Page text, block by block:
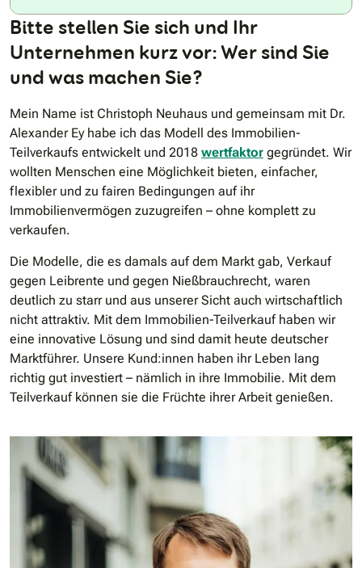
Bitte stellen Sie sich und Ihr
Unternehmen kurz vor: Wer sind Sie
und was machen Sie?
Mein Name ist Christoph Neuhaus und gemeinsam mit Dr.
Alexander Ey habe ich das Modell des Immobilien-
Teilverkaufs entwickelt und 2018 wertfaktor gegründet. Wir
wollten Menschen eine Möglichkeit bieten, einfacher,
flexibler und zu fairen Bedingungen auf ihr
Immobilienvermögen zuzugreifen – ohne komplett zu
verkaufen.
Die Modelle, die es damals auf dem Markt gab, Verkauf
gegen Leibrente und gegen Nießbrauchrecht, waren
deutlich zu starr und aus unserer Sicht auch wirtschaftlich
nicht attraktiv. Mit dem Immobilien-Teilverkauf haben wir
eine innovative Lösung und sind damit heute deutscher
Marktführer. Unsere Kund:innen haben ihr Leben lang
richtig gut investiert – nämlich in ihre Immobilie. Mit dem
Teilverkauf können sie die Früchte ihrer Arbeit genießen.